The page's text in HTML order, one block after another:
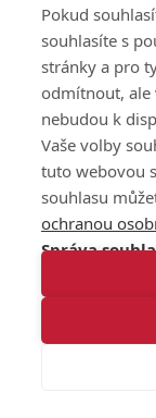
Pokud
souhlasíte s
stránky a pro
odmítnout, ale
nebudou k
Vaše volby
tuto webovou
souhlasu
ochranou
Správa